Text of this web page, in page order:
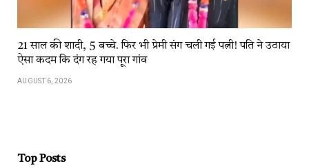
21 साल की शादी, 5 बच्चे. फिर भी प्रेमी संग चली गई पत्नी! पति ने उठाया
ऐसा कदम कि दंग रह गया पूरा गांव
AUGUST 6, 2026
Top Posts